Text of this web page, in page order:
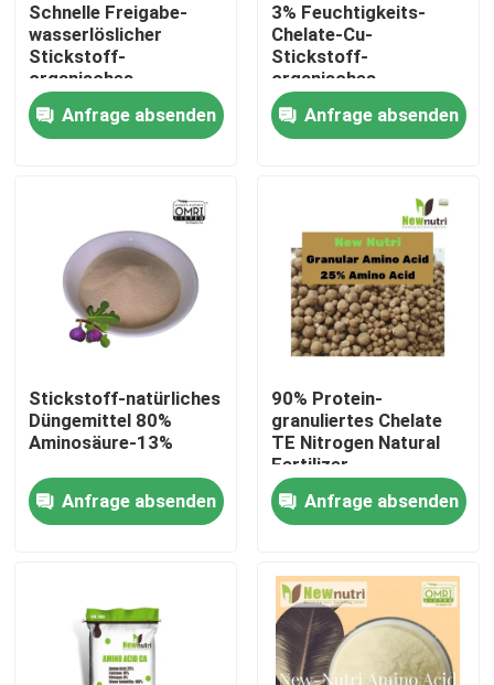
Nach Hause
Über uns
Produkte
Saures organisches Humindüngemittel
Aminosäure-organisches Düngemittel
Stickstoff-organisches Düngemittel
Meerespflanzen-Auszug-Pulver-Düngemittel
Saures Pulver Fulvic
Schnelle Freigabe-
wasserlöslicher
Stickstoff-
organisches
Düngemittel
Anfrage absenden
3% Feuchtigkeits-
Chelate-Cu-
Stickstoff-
organisches
Düngemittel
Anfrage absenden
Stickstoff-natürliches
Düngemittel 80%
Aminosäure-13%
Anfrage absenden
90% Protein-
granuliertes Chelate
TE Nitrogen Natural
Fertilizer
Anfrage absenden